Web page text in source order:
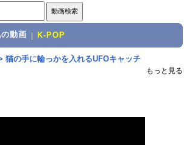
の動画 K-POP
猫の手に輪っかを入れるUFOキャッチ
もっと見る